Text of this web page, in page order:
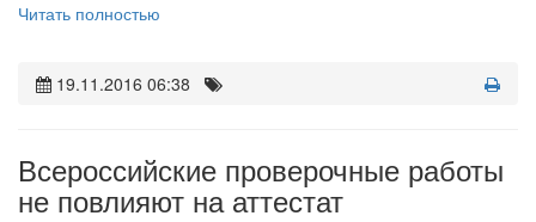
Читать полностью
19.11.2016 06:38
Всероссийские проверочные работы
не повлияют на аттестат